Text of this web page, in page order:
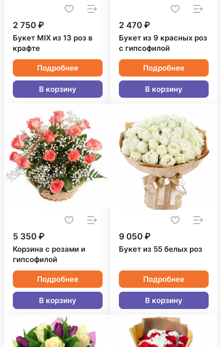
2 750 ₽
Букет MIX из 13 роз в
крафте
Подробнее
В корзину
2 470 ₽
Букет из 9 красных роз
с гипсофилой
Подробнее
В корзину
5 350 ₽
Корзина с розами и
гипсофилой
Подробнее
В корзину
9 050 ₽
Букет из 55 белых роз
Подробнее
В корзину